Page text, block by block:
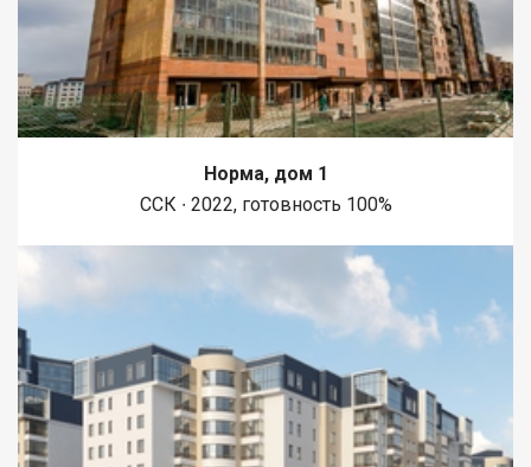
Норма, дом 1
ССК ∙ 2022, готовность 100%